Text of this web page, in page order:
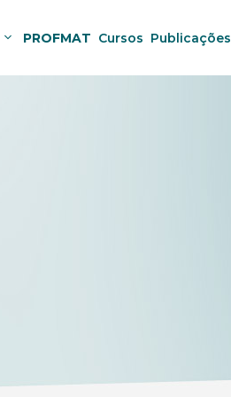
PROFMAT Cursos Publicações